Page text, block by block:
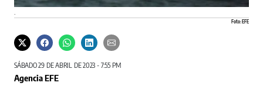
Foto: EFE
SÁBADO 29 DE ABRIL DE 2023 - 7:55 PM
Agencia EFE